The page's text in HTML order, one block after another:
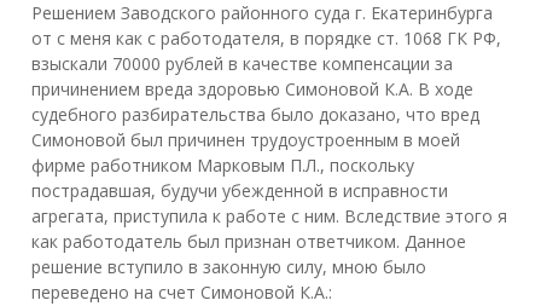
Решением Заводского районного суда г. Екатеринбурга
от с меня как с работодателя, в порядке ст. 1068 ГК РФ,
взыскали 70000 рублей в качестве компенсации за
причинением вреда здоровью Симоновой К.А. В ходе
судебного разбирательства было доказано, что вред
Симоновой был причинен трудоустроенным в моей
фирме работником Марковым П.Л., поскольку
пострадавшая, будучи убежденной в исправности
агрегата, приступила к работе с ним. Вследствие этого я
как работодатель был признан ответчиком. Данное
решение вступило в законную силу, мною было
переведено на счет Симоновой К.А.: